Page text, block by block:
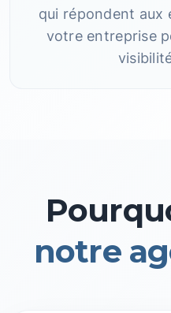
qui répondent aux
votre entreprise
notre